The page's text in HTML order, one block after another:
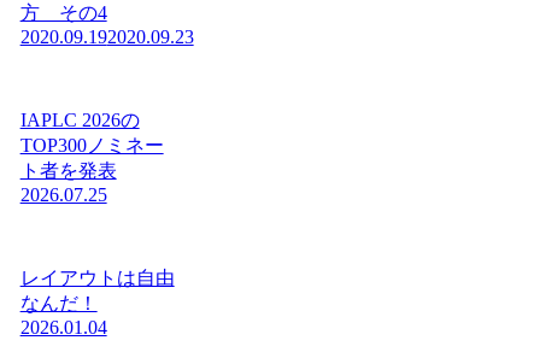
方 その4
2020.09.192020.09.23
IAPLC 2026の
TOP300ノミネー
ト者を発表
2026.07.25
レイアウトは自由
なんだ！
2026.01.04